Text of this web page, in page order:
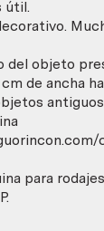
Vieja
todavía
útil.
cantidad
útil.
del objeto
de ancha
para